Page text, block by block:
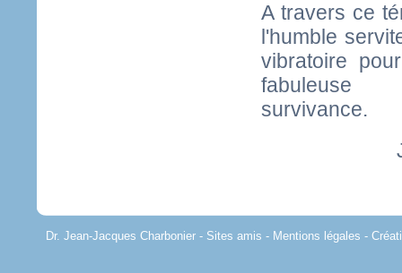
A travers ce
l'humble
vibratoire
fabuleuse
survivance.
Dr. Jean-Jacques Charbonier - Sites amis - Mentions légales -